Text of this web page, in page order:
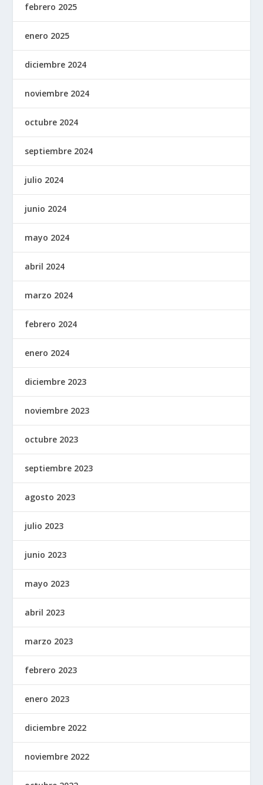
febrero 2025
enero 2025
diciembre 2024
noviembre 2024
octubre 2024
septiembre 2024
julio 2024
junio 2024
mayo 2024
abril 2024
marzo 2024
febrero 2024
enero 2024
diciembre 2023
noviembre 2023
octubre 2023
septiembre 2023
agosto 2023
julio 2023
junio 2023
mayo 2023
abril 2023
marzo 2023
febrero 2023
enero 2023
diciembre 2022
noviembre 2022